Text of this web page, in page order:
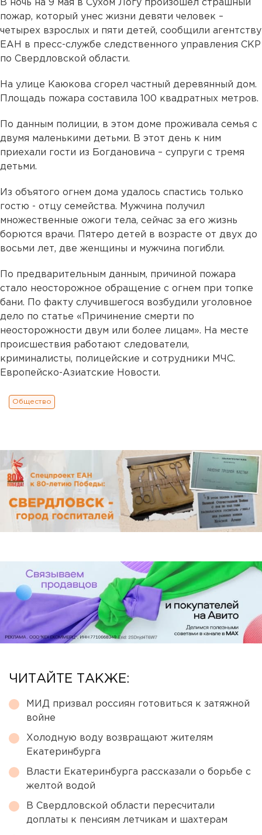
В ночь на 9 мая в Сухом Логу произошел страшный
пожар, который унес жизни девяти человек –
четырех взрослых и пяти детей, сообщили агентству
ЕАН в пресс-службе следственного управления СКР
по Свердловской области.
На улице Каюкова сгорел частный деревянный дом.
Площадь пожара составила 100 квадратных метров.
По данным полиции, в этом доме проживала семья с
двумя маленькими детьми. В этот день к ним
приехали гости из Богдановича – супруги с тремя
детьми.
Из объятого огнем дома удалось спастись только
гостю - отцу семейства. Мужчина получил
множественные ожоги тела, сейчас за его жизнь
борются врачи. Пятеро детей в возрасте от двух до
восьми лет, две женщины и мужчина погибли.
По предварительным данным, причиной пожара
стало неосторожное обращение с огнем при топке
бани. По факту случившегося возбудили уголовное
дело по статье «Причинение смерти по
неосторожности двум или более лицам». На месте
происшествия работают следователи,
криминалисты, полицейские и сотрудники МЧС.
Европейско-Азиатские Новости.
Общество
ЧИТАЙТЕ ТАКЖЕ:
МИД призвал россиян готовиться к затяжной
войне
Холодную воду возвращают жителям
Екатеринбурга
Власти Екатеринбурга рассказали о борьбе с
желтой водой
В Свердловской области пересчитали
доплаты к пенсиям летчикам и шахтерам